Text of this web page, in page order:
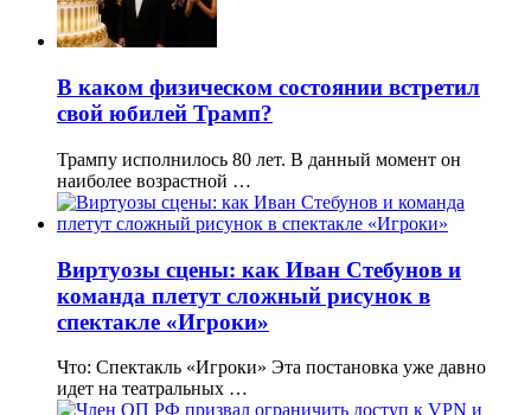
В каком физическом состоянии встретил
свой юбилей Трамп?
Трампу исполнилось 80 лет. В данный момент он
наиболее возрастной …
Виртуозы сцены: как Иван Стебунов и
команда плетут сложный рисунок в
спектакле «Игроки»
Что: Спектакль «Игроки» Эта постановка уже давно
идет на театральных …